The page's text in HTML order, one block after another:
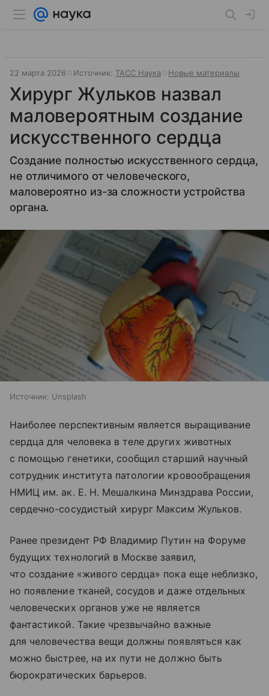
22 марта 2026 Источник: ТАСС Наука Новые материалы
Хирург Жульков назвал
маловероятным создание
искусственного сердца
Создание полностью искусственного сердца,
не отличимого от человеческого,
маловероятно из-за сложности устройства
органа.
Источник: Unsplash
Наиболее перспективным является выращивание
сердца для человека в теле других животных
с помощью генетики, сообщил старший научный
сотрудник института патологии кровообращения
НМИЦ им. ак. Е. Н. Мешалкина Минздрава России,
сердечно-сосудистый хирург Максим Жульков.
Ранее президент РФ Владимир Путин на Форуме
будущих технологий в Москве заявил,
что создание «живого сердца» пока еще неблизко,
но появление тканей, сосудов и даже отдельных
человеческих органов уже не является
фантастикой. Такие чрезвычайно важные
для человечества вещи должны появляться как
можно быстрее, на их пути не должно быть
бюрократических барьеров.